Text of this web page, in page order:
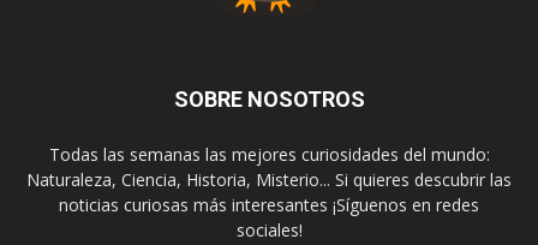
SOBRE NOSOTROS
Todas las semanas las mejores curiosidades del mundo:
Naturaleza, Ciencia, Historia, Misterio... Si quieres descubrir las
noticias curiosas más interesantes ¡Síguenos en redes
sociales!